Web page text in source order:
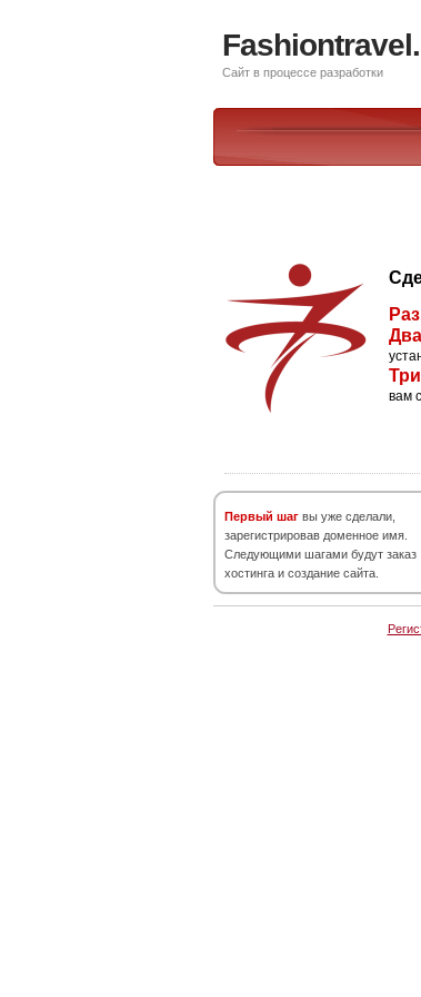
Сайт в процессе разработки
вам
Первый шаг вы уже сделали,
зарегистрировав доменное имя.
Следующими шагами будут заказ
хостинга и создание сайта.